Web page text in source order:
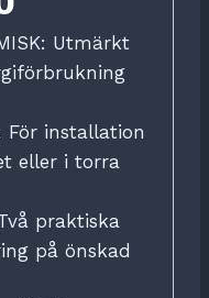
Utmärkt
För installation
eller i torra
praktiska
på önskad